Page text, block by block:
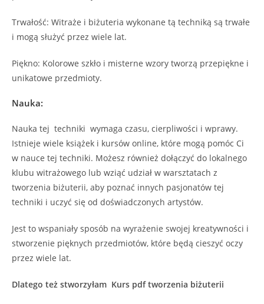
Trwałość: Witraże i biżuteria wykonane tą techniką są trwałe
i mogą służyć przez wiele lat.
Piękno: Kolorowe szkło i misterne wzory tworzą przepiękne i
unikatowe przedmioty.
Nauka:
Nauka tej techniki wymaga czasu, cierpliwości i wprawy.
Istnieje wiele książek i kursów online, które mogą pomóc Ci
w nauce tej techniki. Możesz również dołączyć do lokalnego
klubu witrażowego lub wziąć udział w warsztatach z
tworzenia biżuterii, aby poznać innych pasjonatów tej
techniki i uczyć się od doświadczonych artystów.
Jest to wspaniały sposób na wyrażenie swojej kreatywności i
stworzenie pięknych przedmiotów, które będą cieszyć oczy
przez wiele lat.
Dlatego też stworzyłam Kurs pdf tworzenia biżuterii